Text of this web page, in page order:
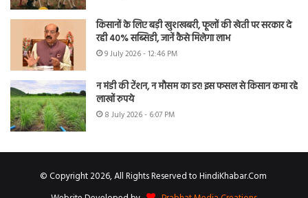
किसानों के लिए बड़ी खुशखबरी, फूलों की खेती पर सरकार दे
रही 40% सब्सिडी, जानें कैसे मिलेगा लाभ
9 July 2026 - 12:46 PM
न मंडी की टेंशन, न मौसम का डर! इस फसल से किसान कमा रहे
लाखों रुपये
8 July 2026 - 6:07 PM
© Copyright 2026, All Rights Reserved to HindiKhabar.Com